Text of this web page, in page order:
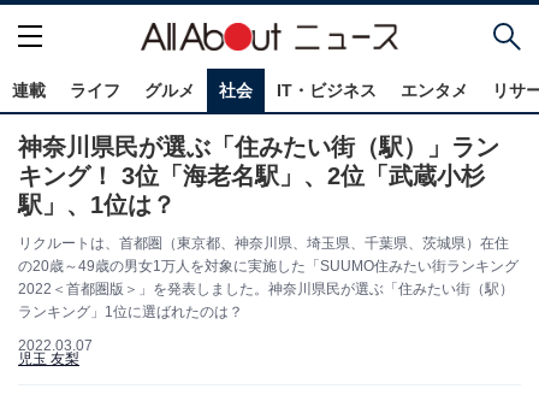
連載 ライフ グルメ 社会 IT・ビジネス エンタメ リサ
神奈川県民が選ぶ「住みたい街（駅）」ラン
キング！ 3位「海老名駅」、2位「武蔵小杉
駅」、1位は？
リクルートは、首都圏（東京都、神奈川県、埼玉県、千葉県、茨城県）在住
の20歳～49歳の男女1万人を対象に実施した「SUUMO住みたい街ランキング
2022＜首都圏版＞」を発表しました。神奈川県民が選ぶ「住みたい街（駅）
ランキング」1位に選ばれたのは？
2022.03.07
児玉 友梨